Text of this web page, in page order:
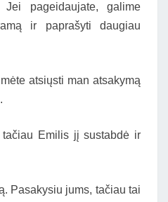
pageidaujate, galime
ir paprašyti daugiau
atsiųsti man atsakymą
Emilis jį sustabdė ir
Pasakysiu jums, tačiau tai